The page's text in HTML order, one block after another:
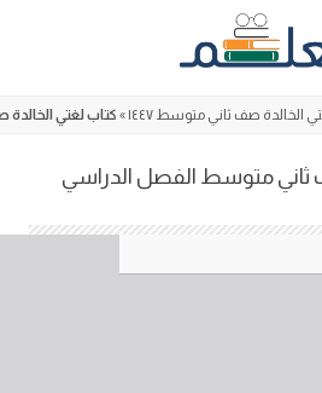
الخالدة صف ثاني متوسط ١٤٤٧ » كتاب لغتي الخالدة
ثاني متوسط الفصل الدراسي